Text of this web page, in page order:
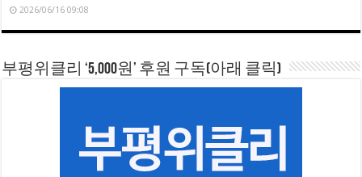
2026/06/16 09:08
부평위클리 ‘5,000원’ 후원 구독(아래 클릭)